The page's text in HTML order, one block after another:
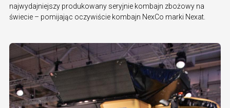
najwydajniejszy produkowany seryjnie kombajn zbożowy na
świecie – pomijając oczywiście kombajn NexCo marki Nexat.